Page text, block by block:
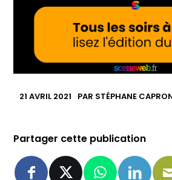
21 AVRIL 2021 PAR STÉPHANE
Partager cette publication